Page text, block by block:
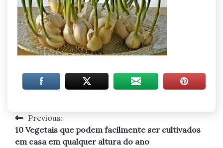
Navegação
de
Previous:
10 Vegetais que podem facilmente ser cultivados
em casa em qualquer altura do ano